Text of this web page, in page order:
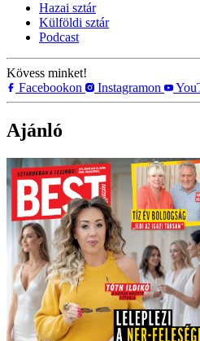
Hazai sztár
Külföldi sztár
Podcast
Kövess minket!
Facebookon
Instagramon
Ajánló